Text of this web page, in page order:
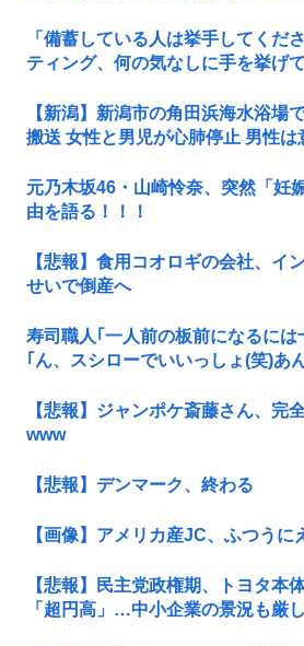
「備蓄している人は挙手してくだ
ティング、何の気なしに手を挙げ
【新潟】新潟市の角田浜海水浴場
搬送 女性と男児が心肺停止 男性は
元乃木坂46・山崎怜奈、突然「妊
由を語る！！！
【悲報】食用コオロギの会社、イ
せいで倒産へ
寿司職人｢一人前の板前になるに
｢ん、スシローでいいっしょ(笑)あ
【悲報】ジャンポケ斎藤さん、完
www
【悲報】デンマーク、終わる
【画像】アメリカ産JC、ふつうに
【悲報】民主党政権期、トヨタ本
「超円高」…中小企業の景況も厳